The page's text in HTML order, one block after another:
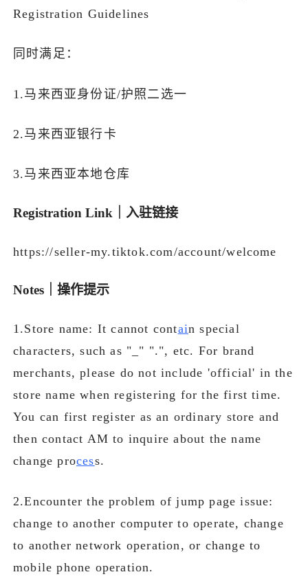
Registration Guidelines
同时满足：
1.马来西亚身份证/护照二选一
2.马来西亚银行卡
3.马来西亚本地仓库
Registration Link｜入驻链接
https://seller-my.tiktok.com/account/welcome
Notes｜操作提示
1.Store name: It cannot contain special
characters, such as "_" ".", etc. For brand
merchants, please do not include 'official' in the
store name when registering for the first time.
You can first register as an ordinary store and
then contact AM to inquire about the name
change process.
2.Encounter the problem of jump page issue:
change to another computer to operate, change
to another network operation, or change to
mobile phone operation.